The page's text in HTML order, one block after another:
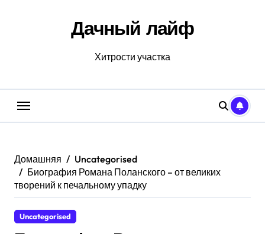
Дачный лайф
Хитрости участка
Домашняя
Uncategorised
Биография Романа Поланского – от великих
творений к печальному упадку
Uncategorised